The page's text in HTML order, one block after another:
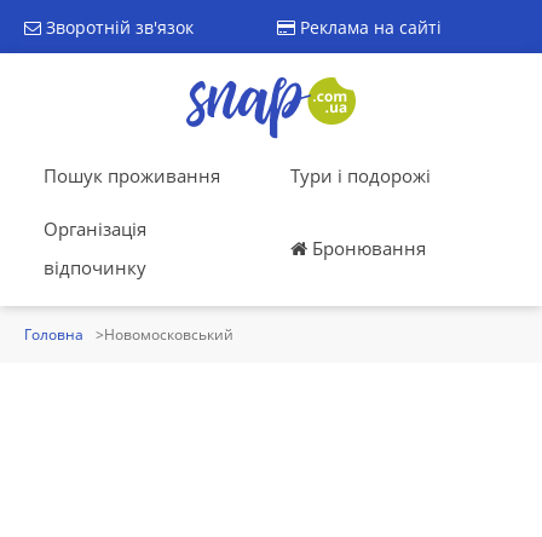
Зворотній зв'язок Реклама на сайті
Пошук проживання Тури і подорожі
Організація
відпочинку
Бронювання
Головна Новомосковський